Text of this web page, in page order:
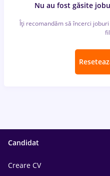
Nu au fost găsite
Îți recomandăm să încerci
Candidat
Creare CV